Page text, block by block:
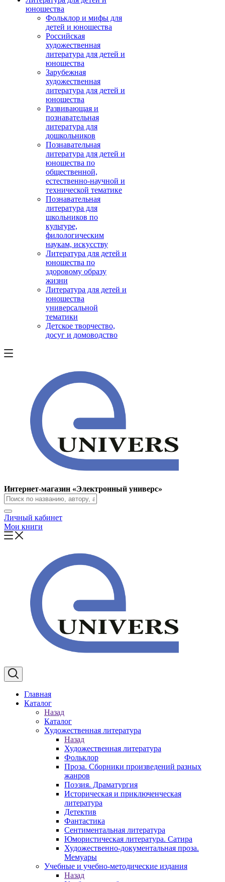
юношества
Фольклор и мифы для
детей и юношества
Российская
художественная
литература для детей и
юношества
Зарубежная
художественная
литература для детей и
юношества
Развивающая и
познавательная
литература для
дошкольников
Познавательная
литература для детей и
юношества по
общественной,
естественно-научной и
технической тематике
Познавательная
литература для
школьников по
культуре,
филологическим
наукам, искусству
Литература для детей и
юношества по
здоровому образу
жизни
Литература для детей и
юношества
универсальной
тематики
Детское творчество,
досуг и домоводство
Интернет-магазин «Электронный универс»
Личный кабинет
Мои книги
Главная
Каталог
Назад
Каталог
Художественная литература
Назад
Художественная литература
Фольклор
Проза. Сборники произведений разных
жанров
Поэзия. Драматургия
Историческая и приключенческая
литература
Детектив
Фантастика
Сентиментальная литература
Юмористическая литература. Сатира
Художественно-документальная проза.
Мемуары
Учебные и учебно-методические издания
Назад